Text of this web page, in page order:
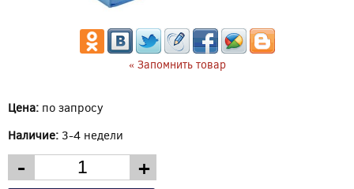
« Запомнить товар
Цена: по запросу
Наличие: 3-4 недели
- +